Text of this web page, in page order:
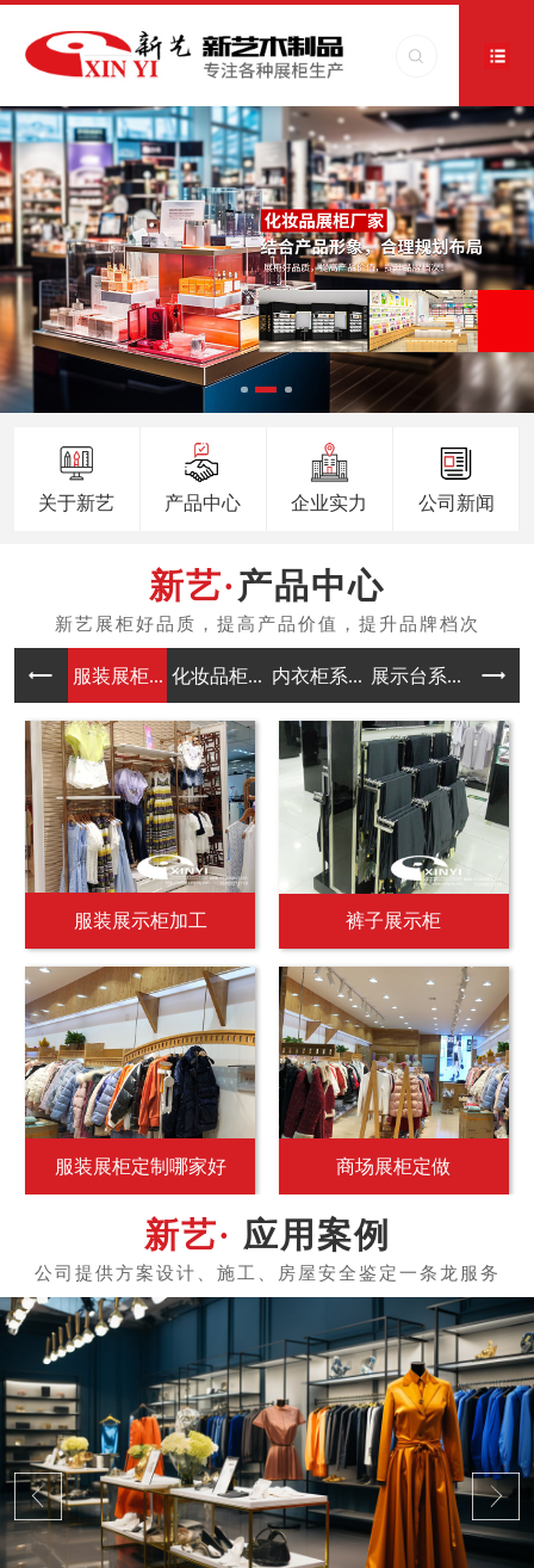
关于新艺 产品中心 企业实力 公司新闻
产品中心
服装展柜... 化妆品柜... 内衣柜系... 展示台系... 中岛
服装展示柜加工 裤子展示柜
服装展柜定制哪家好 商场展柜定做
应用案例